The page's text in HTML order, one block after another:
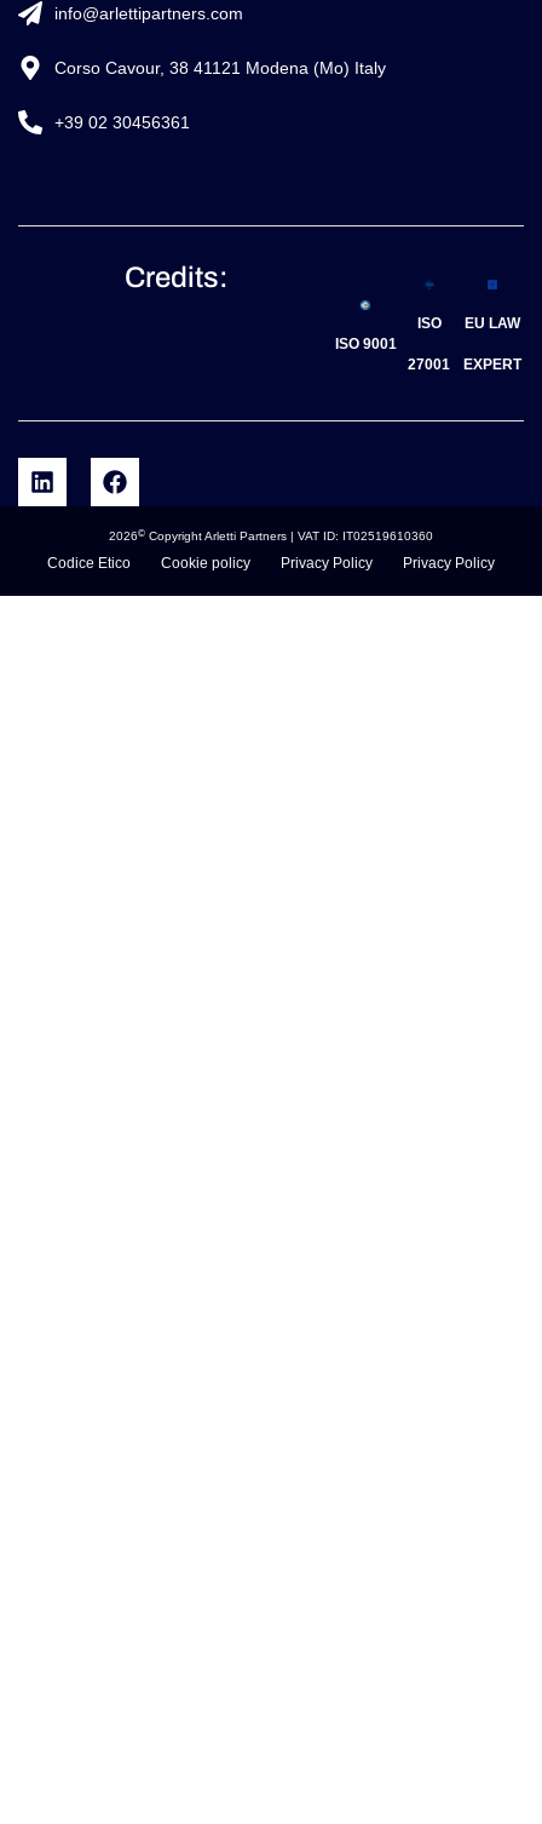
info@arlettipartners.com
Corso Cavour, 38 41121 Modena (Mo) Italy
+39 02 30456361
Credits:
ISO 9001
ISO
27001
EU LAW
EXPERT
2026© Copyright Arletti Partners | VAT ID: IT02519610360
Codice Etico Cookie policy Privacy Policy Privacy Policy